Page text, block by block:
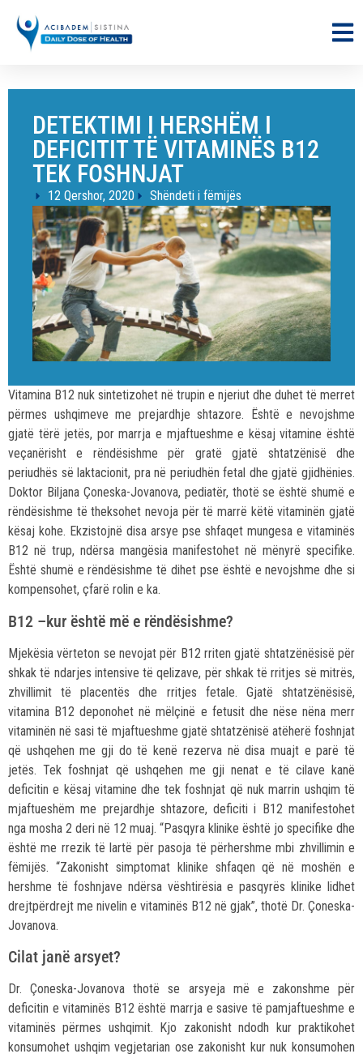
DETEKTIMI I HERSHËM I
DEFICITIT TË VITAMINËS B12
TEK FOSHNJAT
12 Qershor, 2020 Shëndeti i fëmijës
Vitamina B12 nuk sintetizohet në trupin e njeriut dhe duhet të merret
përmes ushqimeve me prejardhje shtazore. Është e nevojshme
gjatë tërë jetës, por marrja e mjaftueshme e kësaj vitamine është
veçanërisht e rëndësishme për gratë gjatë shtatzënisë dhe
periudhës së laktacionit, pra në periudhën fetal dhe gjatë gjidhënies.
Doktor Biljana Çoneska-Jovanova, pediatër, thotë se është shumë e
rëndësishme të theksohet nevoja për të marrë këtë vitaminën gjatë
kësaj kohe. Ekzistojnë disa arsye pse shfaqet mungesa e vitaminës
B12 në trup, ndërsa mangësia manifestohet në mënyrë specifike.
Është shumë e rëndësishme të dihet pse është e nevojshme dhe si
kompensohet, çfarë rolin e ka.
B12 –kur është më e rëndësishme?
Mjekësia vërteton se nevojat për B12 rriten gjatë shtatzënësisë për
shkak të ndarjes intensive të qelizave, për shkak të rritjes së mitrës,
zhvillimit të placentës dhe rritjes fetale. Gjatë shtatzënësisë,
vitamina B12 deponohet në mëlçinë e fetusit dhe nëse nëna merr
vitaminën në sasi të mjaftueshme gjatë shtatzënisë atëherë foshnjat
që ushqehen me gji do të kenë rezerva në disa muajt e parë të
jetës. Tek foshnjat që ushqehen me gji nenat e të cilave kanë
deficitin e kësaj vitamine dhe tek foshnjat që nuk marrin ushqim të
mjaftueshëm me prejardhje shtazore, deficiti i B12 manifestohet
nga mosha 2 deri në 12 muaj. “Pasqyra klinike është jo specifike dhe
është me rrezik të lartë për pasoja të përhershme mbi zhvillimin e
fëmijës. “Zakonisht simptomat klinike shfaqen që në moshën e
hershme të foshnjave ndërsa vështirësia e pasqyrës klinike lidhet
drejtpërdrejt me nivelin e vitaminës B12 në gjak”, thotë Dr. Çoneska-
Jovanova.
Cilat janë arsyet?
Dr. Çoneska-Jovanova thotë se arsyeja më e zakonshme për
deficitin e vitaminës B12 është marrja e sasive të pamjaftueshme e
vitaminës përmes ushqimit. Kjo zakonisht ndodh kur praktikohet
konsumohet ushqim vegjetarian ose zakonisht kur nuk konsumohen